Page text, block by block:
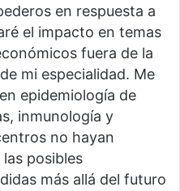
en respuesta a
el impacto en temas
fuera de la
mi especialidad. Me
epidemiología de
inmunología y
no hayan
posibles
más allá del futuro